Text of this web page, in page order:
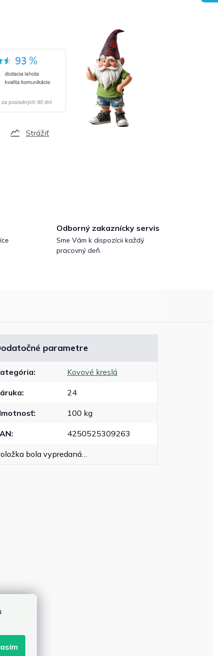
Strážiť
Odborný zakaznícky servis
Sme Vám k dispozícii každý
pracovný deň.
parametre
: Kovové kreslá
: 24
: 100 kg
: 4250525309263
bola vypredaná…